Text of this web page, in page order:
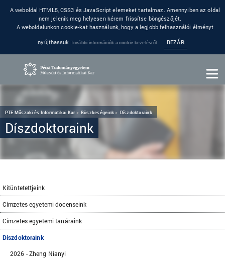
A weboldal HTML5, CSS3 és JavaScript elemeket tartalmaz. Amennyiben az oldal
nem jelenik meg helyesen kérem frissítse böngészőjét.
A weboldalunkon cookie-kat használunk, hogy a legjobb felhasználói élményt
nyújthassuk. További információk a cookie kezelésről BEZÁR
PTE Műszaki és Informatikai Kar Büszkeségeink Díszdoktoraink
Díszdoktoraink
Kitüntetettjeink
Címzetes egyetemi docenseink
Címzetes egyetemi tanáraink
Díszdoktoraink
2026 - Zheng Nianyi